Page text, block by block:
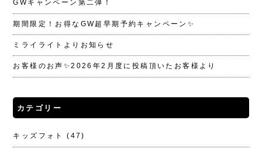
GWキャンペーン第二弾！
期間限定！お得なGW超早期予約キャンペーン✨
ミライライトよりお知らせ
お客様のお声✨2026年2月度に投稿頂いたお客様より
カテゴリー
キッズフォト (47)